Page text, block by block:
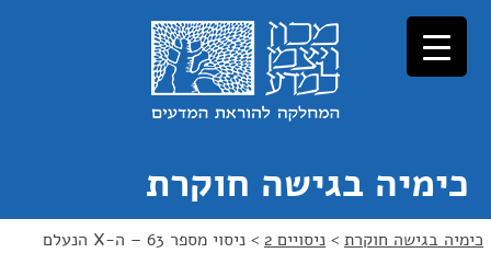
כימיה בגישה חוקרת
כימיה בגישה חוקרת > ניסויים 2 > ניסוי מספר 63 – ה-X הנעלם